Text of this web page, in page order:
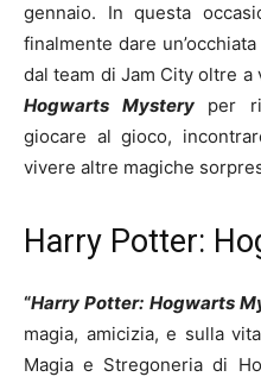
gennaio. In questa
finalmente dare
dal team di Jam City oltre a
Hogwarts Mysteryper
giocare al gioco,
vivere altre magiche
Harry Potter:
“Harry Potter: Hogwarts
magia, amicizia, e sulla
Magia e Stregoneria di